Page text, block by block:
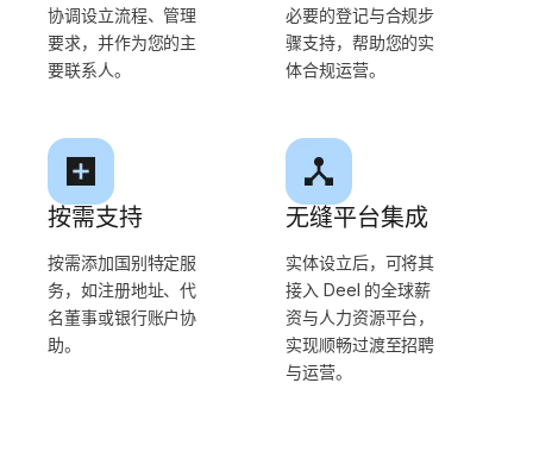
协调设立流程、管理
要求，并作为您的主
要联系人。
必要的登记与合规步
骤支持，帮助您的实
体合规运营。
按需支持
按需添加国别特定服
务，如注册地址、代
名董事或银行账户协
助。
无缝平台集成
实体设立后，可将其
接入 Deel 的全球薪
资与人力资源平台，
实现顺畅过渡至招聘
与运营。